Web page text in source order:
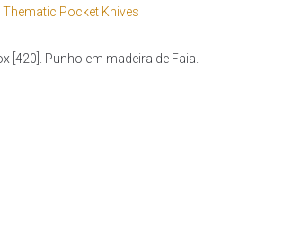
Thematic Pocket Knives
[420]. Punho em madeira de Faia.